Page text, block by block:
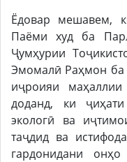
Ёдовар мешавем,
Паёми худ ба
Ҷумҳурии
Эмомалӣ Раҳмон ба
иҷроияи
доданд, ки
экологӣ ва
таҷдид ва
гардонидани